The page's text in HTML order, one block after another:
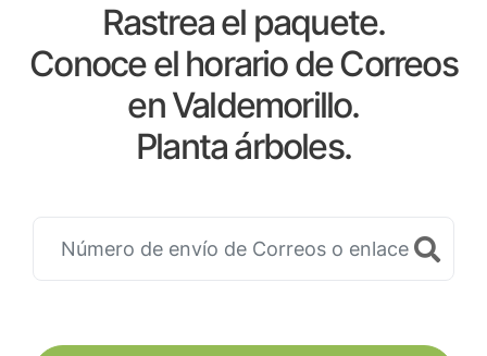
Rastrea el paquete.
Conoce el horario de Correos
en Valdemorillo.
Planta árboles.